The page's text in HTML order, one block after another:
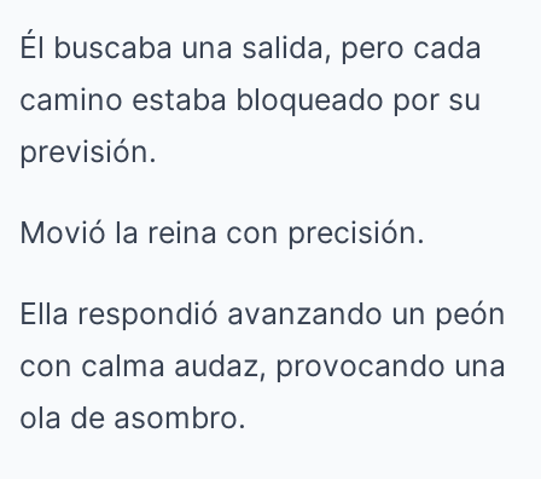
Él buscaba una salida, pero cada
camino estaba bloqueado por su
previsión.
Movió la reina con precisión.
Ella respondió avanzando un peón
con calma audaz, provocando una
ola de asombro.